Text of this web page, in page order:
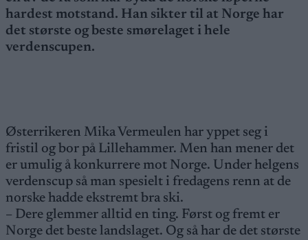
hardest motstand. Han sikter til at Norge har
det største og beste smørelaget i hele
verdenscupen.
Østerrikeren Mika Vermeulen har yppet seg i
fristil og bor på Lillehammer. Men han mener det
er umulig å konkurrere mot Norge. Under helgens
verdenscup så man spesielt i fredagens renn at de
norske hadde ekstremt bra ski.
– Dere glemmer alltid en ting. Først og fremt er
Norge det beste landslaget. Og så har de det største